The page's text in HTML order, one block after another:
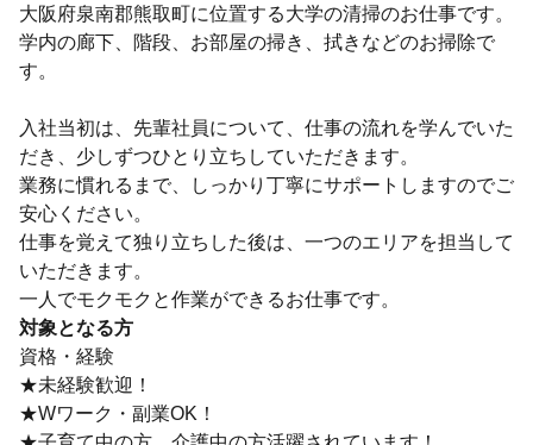
大阪府泉南郡熊取町に位置する大学の清掃のお仕事です。
学内の廊下、階段、お部屋の掃き、拭きなどのお掃除で
す。
入社当初は、先輩社員について、仕事の流れを学んでいた
だき、少しずつひとり立ちしていただきます。
業務に慣れるまで、しっかり丁寧にサポートしますのでご
安心ください。
仕事を覚えて独り立ちした後は、一つのエリアを担当して
いただきます。
一人でモクモクと作業ができるお仕事です。
対象となる方
資格・経験
★未経験歓迎！
★Wワーク・副業OK！